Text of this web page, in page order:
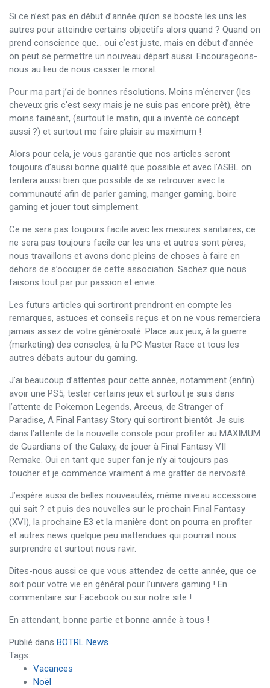
Si ce n’est pas en début d’année qu’on se booste les uns les
autres pour atteindre certains objectifs alors quand ? Quand on
prend conscience que… oui c’est juste, mais en début d’année
on peut se permettre un nouveau départ aussi. Encourageons-
nous au lieu de nous casser le moral.
Pour ma part j’ai de bonnes résolutions. Moins m’énerver (les
cheveux gris c’est sexy mais je ne suis pas encore prêt), être
moins fainéant, (surtout le matin, qui a inventé ce concept
aussi ?) et surtout me faire plaisir au maximum !
Alors pour cela, je vous garantie que nos articles seront
toujours d’aussi bonne qualité que possible et avec l’ASBL on
tentera aussi bien que possible de se retrouver avec la
communauté afin de parler gaming, manger gaming, boire
gaming et jouer tout simplement.
Ce ne sera pas toujours facile avec les mesures sanitaires, ce
ne sera pas toujours facile car les uns et autres sont pères,
nous travaillons et avons donc pleins de choses à faire en
dehors de s’occuper de cette association. Sachez que nous
faisons tout par pur passion et envie.
Les futurs articles qui sortiront prendront en compte les
remarques, astuces et conseils reçus et on ne vous remerciera
jamais assez de votre générosité. Place aux jeux, à la guerre
(marketing) des consoles, à la PC Master Race et tous les
autres débats autour du gaming.
J’ai beaucoup d’attentes pour cette année, notamment (enfin)
avoir une PS5, tester certains jeux et surtout je suis dans
l’attente de Pokemon Legends, Arceus, de Stranger of
Paradise, A Final Fantasy Story qui sortiront bientôt. Je suis
dans l’attente de la nouvelle console pour profiter au MAXIMUM
de Guardians of the Galaxy, de jouer à Final Fantasy VII
Remake. Oui en tant que super fan je n’y ai toujours pas
toucher et je commence vraiment à me gratter de nervosité.
J’espère aussi de belles nouveautés, même niveau accessoire
qui sait ? et puis des nouvelles sur le prochain Final Fantasy
(XVI), la prochaine E3 et la manière dont on pourra en profiter
et autres news quelque peu inattendues qui pourrait nous
surprendre et surtout nous ravir.
Dites-nous aussi ce que vous attendez de cette année, que ce
soit pour votre vie en général pour l’univers gaming ! En
commentaire sur Facebook ou sur notre site !
En attendant, bonne partie et bonne année à tous !
Publié dans BOTRL News
Tags:
Vacances
Noël